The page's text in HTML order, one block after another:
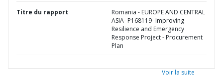
Titre du rapport
Romania - EUROPE AND CENTRAL
ASIA- P168119- Improving
Resilience and Emergency
Response Project - Procurement
Plan
Voir la suite